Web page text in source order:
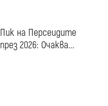
Пик на Персеидите
през 2026: Очаква...